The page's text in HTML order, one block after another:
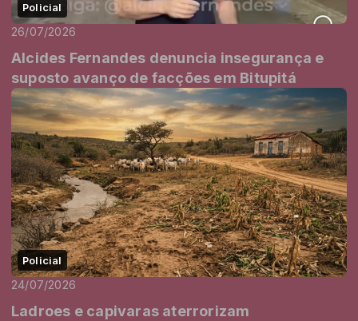
Policial
26/07/2026
Alcides Fernandes denuncia insegurança e
suposto avanço de facções em Bitupitá
Policial
24/07/2026
Ladroes e capivaras aterrorizam